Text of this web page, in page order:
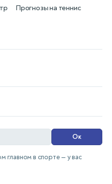
Прогнозы на теннис
Ок
главном в спорте — у вас